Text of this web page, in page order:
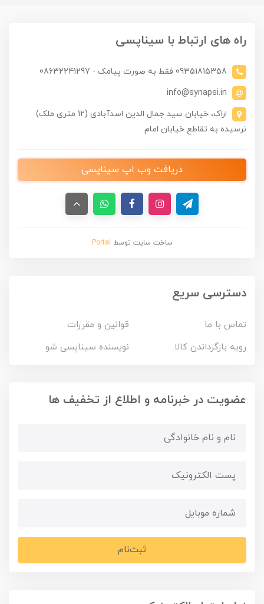
راه های ارتباط با سیناپسی
09351815358 فقط به صورت پیامک - 08632241297
info@synapsi.in
اراک، خیابان سید جمال الدین اسدآبادی (12 متری ملک)
نرسیده به تقاطع خیابان امام
دریافت وب اپ سیناپسی
ساخت سایت توسط Portal
دسترسی سریع
تماس با ما
قوانین و مقررات
رویه بازگرداندن کالا
نویسنده سیناپسی شو
عضویت در خبرنامه و اطلاع از تخفیف ها
ثبت‌نام